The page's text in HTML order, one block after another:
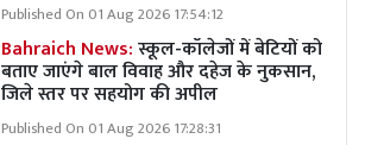
Published On 01 Aug 2026 17:54:12
Bahraich News:स्कूल-कॉलेजों में बेटियों को
बताए जाएंगे बाल विवाह और दहेज के नुकसान,
जिले स्तर पर सहयोग की अपील
Published On 01 Aug 2026 17:28:31